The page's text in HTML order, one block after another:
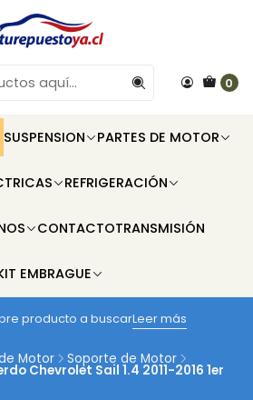
0
SUSPENSION PARTES DE MOTOR
REFRIGERACIÓN
CONTACTOTRANSMISIÓN
EMBRAGUE
producto a buscarLeer más
Motor Soporte de Motor
Chevrolet Sail 1.4 2011-2016 1er